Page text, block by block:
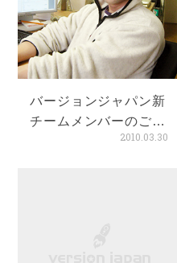
バージョンジャパン新
チームメンバーのご紹
2010.03.30